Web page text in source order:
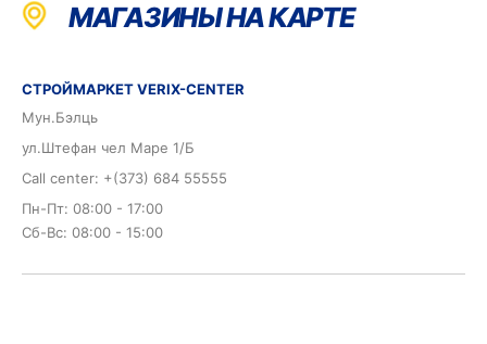
МАГАЗИНЫ НА КАРТЕ
СТРОЙМАРКЕТ VERIX-CENTER
Мун.Бэлць
ул.Штефан чел Маре 1/Б
Call center: +(373) 684 55555
Пн-Пт: 08:00 - 17:00
Сб-Вс: 08:00 - 15:00